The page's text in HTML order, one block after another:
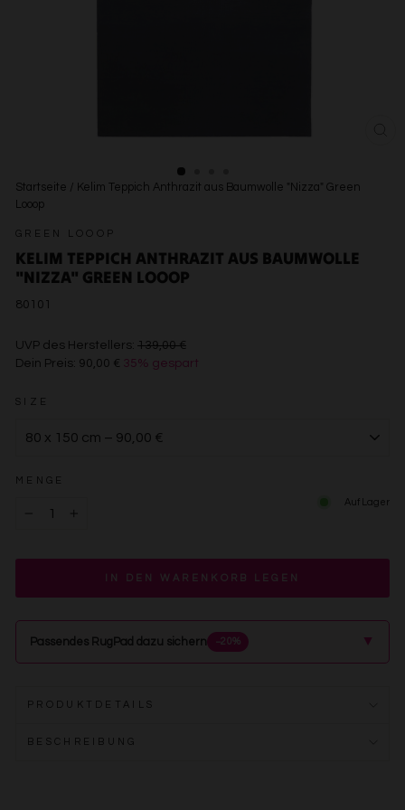
Startseite / Kelim Teppich Anthrazit aus Baumwolle "Nizza" Green
Looop
GREEN LOOOP
KELIM TEPPICH ANTHRAZIT AUS BAUMWOLLE
"NIZZA" GREEN LOOOP
80101
UVP des Herstellers: 139,00 €€139,00
Dein Preis: 90,00 € 35% gespart
SIZE
MENGE
Auf Lager
IN DEN WARENKORB LEGEN
Passendes RugPad dazu sichern −20% ▲
PRODUKTDETAILS
BESCHREIBUNG